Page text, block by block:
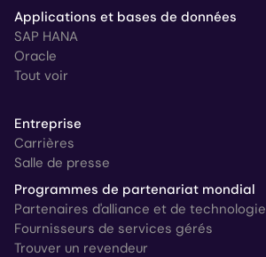
Applications et bases de données
SAP HANA
Oracle
Tout voir
Entreprise
Carrières
Salle de presse
Programmes de partenariat mondial
Partenaires d'alliance et de technologie
Fournisseurs de services gérés
Trouver un revendeur